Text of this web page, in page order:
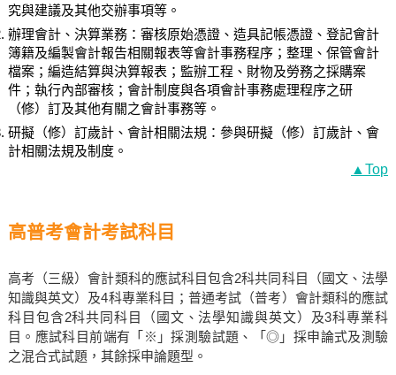
究與建議及其他交辦事項等。
辦理會計、決算業務：審核原始憑證、造具記帳憑證、登記會計
簿籍及編製會計報告相關報表等會計事務程序；整理、保管會計
檔案；編造結算與決算報表；監辦工程、財物及勞務之採購案
件；執行內部審核；會計制度與各項會計事務處理程序之研
（修）訂及其他有關之會計事務等。
研擬（修）訂歲計、會計相關法規：參與研擬（修）訂歲計、會
計相關法規及制度。
▲Top
高普考會計考試科目
高考（三級）會計類科的應試科目包含2科共同科目（國文、法學
知識與英文）及4科專業科目；普通考試（普考）會計類科的應試
科目包含2科共同科目（國文、法學知識與英文）及3科專業科
目。應試科目前端有「※」採測驗試題、「◎」採申論式及測驗
之混合式試題，其餘採申論題型。